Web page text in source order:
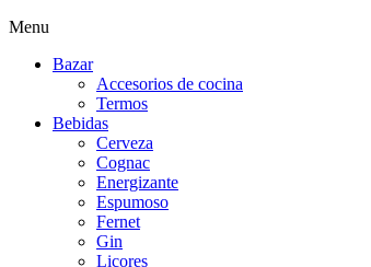
Menu
Bazar
Accesorios de cocina
Termos
Bebidas
Cerveza
Cognac
Energizante
Espumoso
Fernet
Gin
Licores